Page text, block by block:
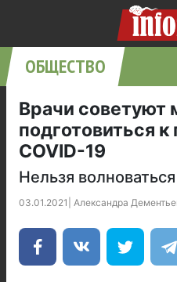
ОБЩЕСТВО
Врачи советуют
подготовиться к
COVID-19
Нельзя
03.01.2021 Александра